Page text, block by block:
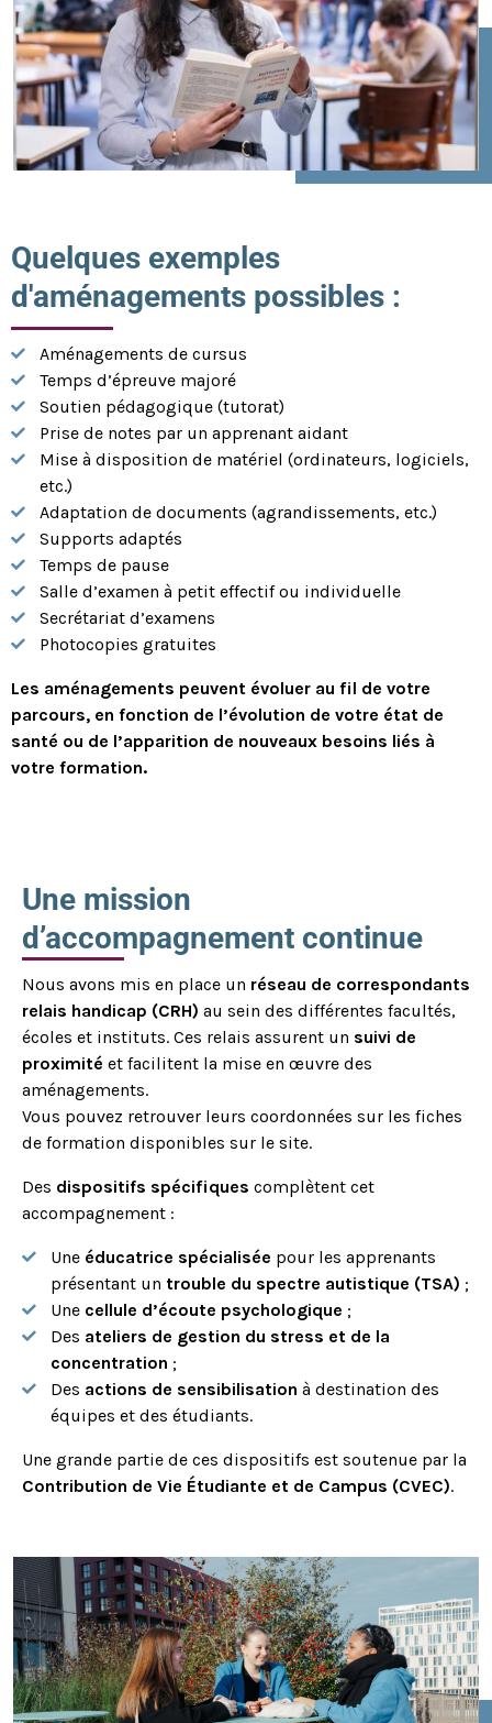
Quelques exemples
d'aménagements possibles :
Aménagements de cursus
Temps d’épreuve majoré
Soutien pédagogique (tutorat)
Prise de notes par un apprenant aidant
Mise à disposition de matériel (ordinateurs, logiciels,
etc.)
Adaptation de documents (agrandissements, etc.)
Supports adaptés
Temps de pause
Salle d’examen à petit effectif ou individuelle
Secrétariat d’examens
Photocopies gratuites
Les aménagements peuvent évoluer au fil de votre
parcours, en fonction de l’évolution de votre état de
santé ou de l’apparition de nouveaux besoins liés à
votre formation.
Une mission
d’accompagnement continue
Nous avons mis en place un réseau de correspondants
relais handicap (CRH) au sein des différentes facultés,
écoles et instituts. Ces relais assurent un suivi de
proximité et facilitent la mise en œuvre des
aménagements.
Vous pouvez retrouver leurs coordonnées sur les fiches
de formation disponibles sur le site.
Des dispositifs spécifiques complètent cet
accompagnement :
Une éducatrice spécialisée pour les apprenants
présentant un trouble du spectre autistique (TSA) ;
Une cellule d’écoute psychologique ;
Des ateliers de gestion du stress et de la
concentration ;
Des actions de sensibilisation à destination des
équipes et des étudiants.
Une grande partie de ces dispositifs est soutenue par la
Contribution de Vie Étudiante et de Campus (CVEC).